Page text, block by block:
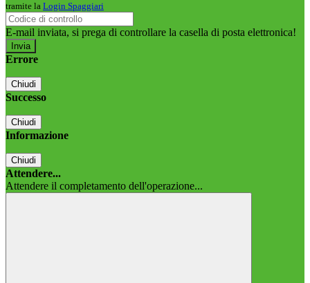
tramite la Login Spaggiari
E-mail inviata, si prega di controllare la casella di posta elettronica!
Errore
Chiudi
Successo
Chiudi
Informazione
Chiudi
Attendere...
Attendere il completamento dell'operazione...